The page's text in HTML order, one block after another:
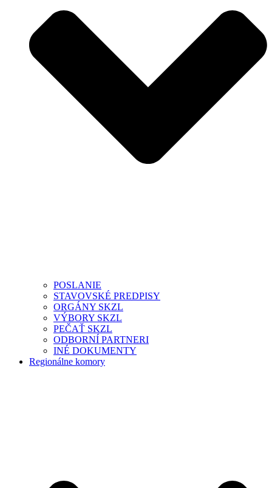
POSLANIE
STAVOVSKÉ PREDPISY
ORGÁNY SKZL
VÝBORY SKZL
PEČAŤ SKZL
ODBORNÍ PARTNERI
INÉ DOKUMENTY
Regionálne komory